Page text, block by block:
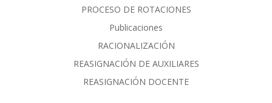
PROCESO DE ROTACIONES
Publicaciones
RACIONALIZACIÓN
REASIGNACIÓN DE AUXILIARES
REASIGNACIÓN DOCENTE